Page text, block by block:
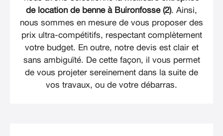
de location de benne à Buironfosse (2). Ainsi,
nous sommes en mesure de vous proposer des
prix ultra-compétitifs, respectant complètement
votre budget. En outre, notre devis est clair et
sans ambiguïté. De cette façon, il vous permet
de vous projeter sereinement dans la suite de
vos travaux, ou de votre débarras.